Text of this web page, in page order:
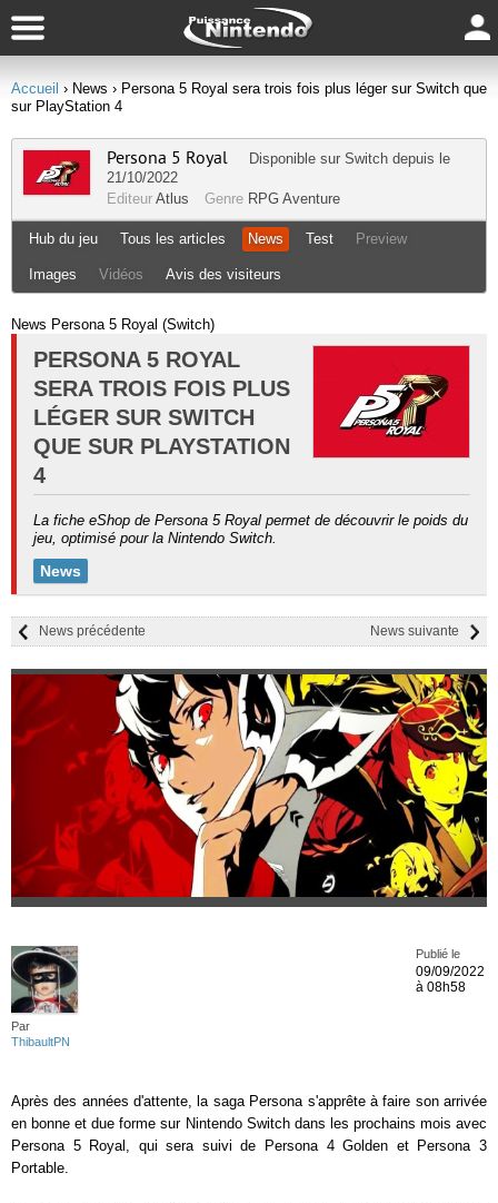
Accueil › News › Persona 5 Royal sera trois fois plus léger sur Switch que
sur PlayStation 4
Persona 5 Royal Disponible sur Switch depuis le
21/10/2022
Editeur Atlus Genre RPG Aventure
Hub du jeu Tous les articles News Test Preview
Images Vidéos Avis des visiteurs
News Persona 5 Royal (Switch)
PERSONA 5 ROYAL
SERA TROIS FOIS PLUS
LÉGER SUR SWITCH
QUE SUR PLAYSTATION
4
La fiche eShop de Persona 5 Royal permet de découvrir le poids du
jeu, optimisé pour la Nintendo Switch.
News
News suivante
News précédente
Par
ThibaultPN
Publié le
09/09/2022
à 08h58
Après des années d'attente, la saga Persona s'apprête à faire son arrivée
en bonne et due forme sur Nintendo Switch dans les prochains mois avec
Persona 5 Royal, qui sera suivi de Persona 4 Golden et Persona 3
Portable.